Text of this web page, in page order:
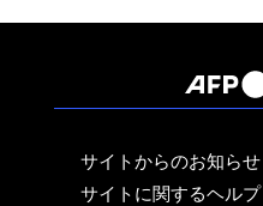
サイトからのお知らせ
サイトに関するヘルプ